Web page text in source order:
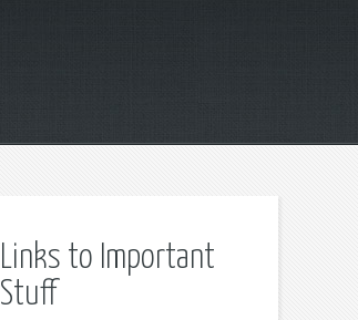
Links to Important
Stuff